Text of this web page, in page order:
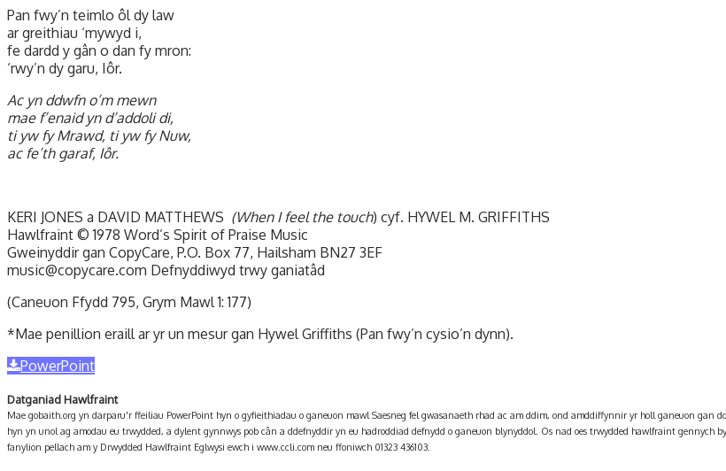
Pan fwy’n teimlo ôl dy law
ar greithiau ‘mywyd i,
fe dardd y gân o dan fy mron:
‘rwy’n dy garu, Iôr.
Ac yn ddwfn o’m mewn
mae f’enaid yn d’addoli di,
ti yw fy Mrawd, ti yw fy Nuw,
ac fe’th garaf, Iôr.
KERI JONES a DAVID MATTHEWS (When I feel the touch) cyf. HYWEL M. GRIFFITHS
Hawlfraint © 1978 Word’s Spirit of Praise Music
Gweinyddir gan CopyCare, P.O. Box 77, Hailsham BN27 3EF
music@copycare.com Defnyddiwyd trwy ganiatâd
(Caneuon Ffydd 795, Grym Mawl 1: 177)
*Mae penillion eraill ar yr un mesur gan Hywel Griffiths (Pan fwy’n cysio’n dynn).
PowerPoint
Datganiad Hawlfraint
Mae gobaith.org yn darparu'r ffeiliau PowerPoint hyn o gyfieithiadau o ganeuon mawl Saesneg fel gwasanaeth rhad ac am ddim, ond amddiffynnir yr holl ganeuon
hyn yn unol ag amodau eu trwydded, a dylent gynnwys pob cân a ddefnyddir yn eu hadroddiad defnydd o ganeuon blynyddol. Os nad oes trwydded hawlfraint
fanylion pellach am y Drwydded Hawlfraint Eglwysi ewch i www.ccli.com neu ffoniwch 01323 436103.